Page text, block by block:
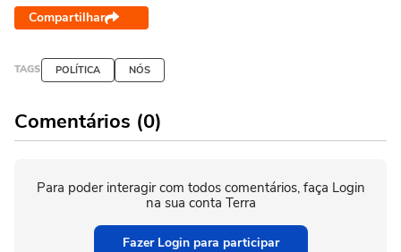
Compartilhar
TAGS POLÍTICA NÓS
Comentários (0)
Para poder interagir com todos comentários, faça Login
na sua conta Terra
Fazer Login para participar